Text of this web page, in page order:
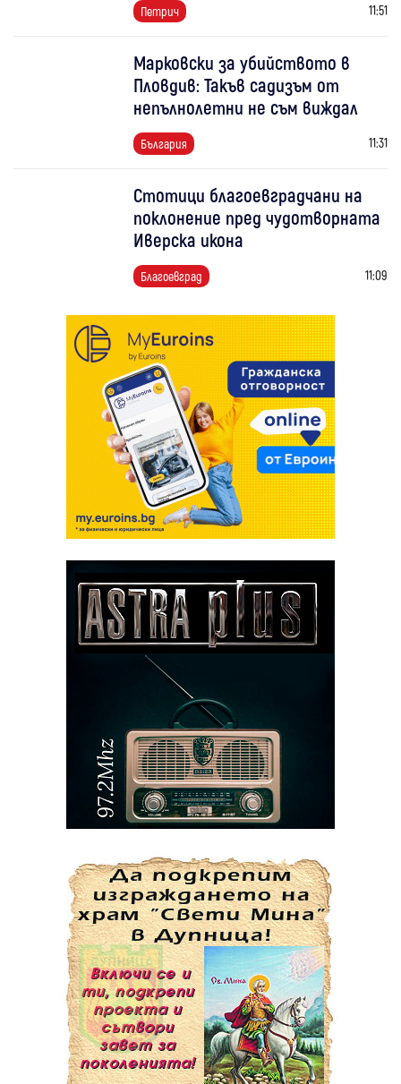
Петрич 11:51
Марковски за убийството в
Пловдив: Такъв садизъм от
непълнолетни не съм виждал
България 11:31
Стотици благоевградчани на
поклонение пред чудотворната
Иверска икона
Благоевград 11:09